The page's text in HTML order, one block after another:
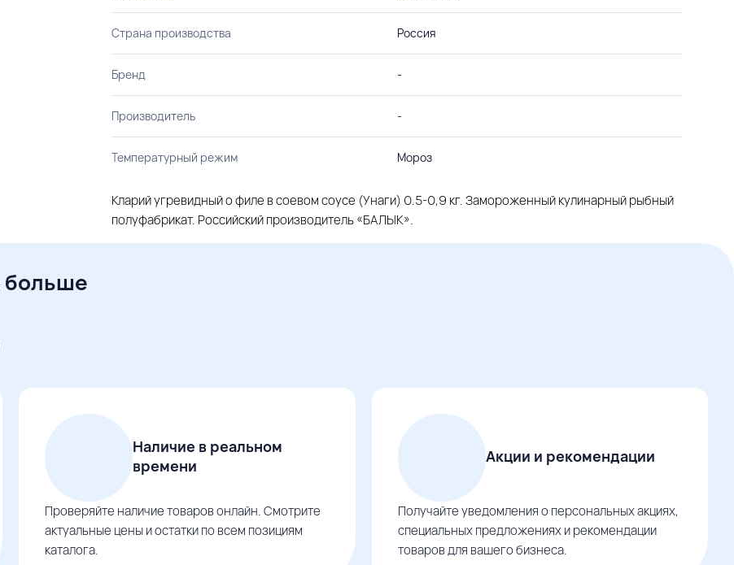
Страна производства Россия
Бренд -
Производитель -
Температурный режим Мороз
Кларий угревидный о филе в соевом соусе (Унаги) 0.5-0,9 кг. Замороженный кулинарный рыбный
полуфабрикат. Российский производитель «БАЛЫК».
больше
Наличие в реальном
времени
Проверяйте наличие товаров онлайн. Смотрите
актуальные цены и остатки по всем позициям
каталога.
Акции и рекомендации
Получайте уведомления о персональных акциях,
специальных предложениях и рекомендации
товаров для вашего бизнеса.